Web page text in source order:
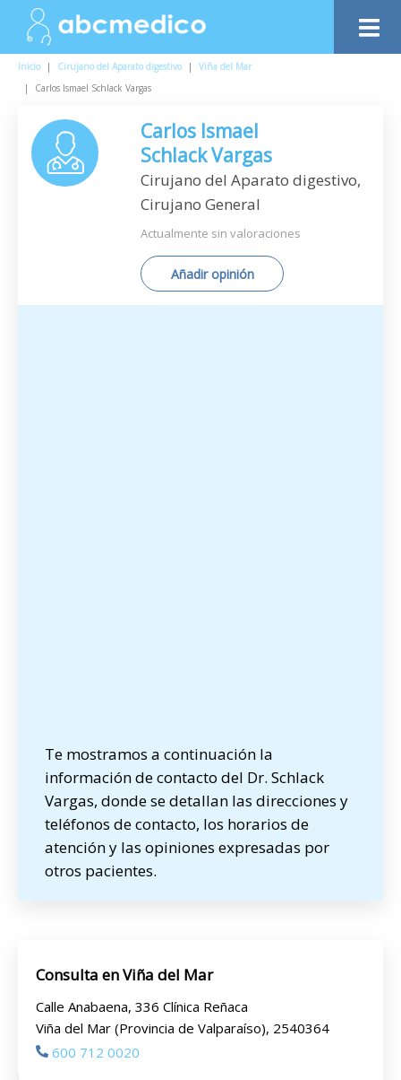
Inicio | Cirujano del Aparato digestivo |
Viña del Mar
|
Carlos Ismael Schlack Vargas
Carlos Ismael
Schlack Vargas
Cirujano del Aparato digestivo,
Cirujano General
Actualmente sin valoraciones
Añadir opinión
Te mostramos a continuación la
información de contacto del Dr. Schlack
Vargas, donde se detallan las direcciones y
teléfonos de contacto, los horarios de
atención y las opiniones expresadas por
otros pacientes.
Consulta en Viña del Mar
Calle Anabaena, 336 Clínica Reñaca
Viña del Mar (Provincia de Valparaíso), 2540364
600 712 0020